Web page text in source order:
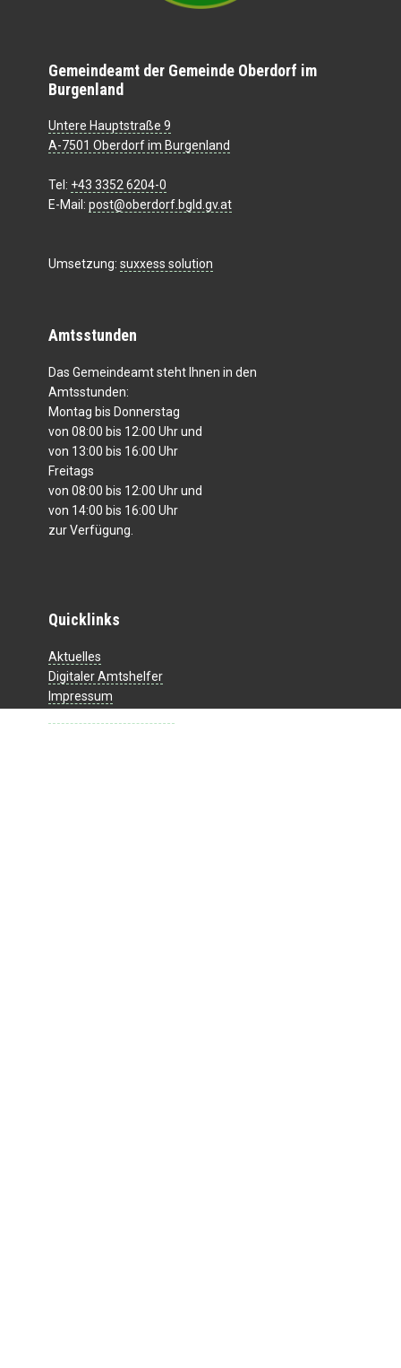
Gemeindeamt der Gemeinde Oberdorf im
Burgenland
Untere Hauptstraße 9
A-7501 Oberdorf im Burgenland
Tel: +43 3352 6204-0
E-Mail: post@oberdorf.bgld.gv.at
Umsetzung: suxxess solution
Amtsstunden
Das Gemeindeamt steht Ihnen in den
Amtsstunden:
Montag bis Donnerstag
von 08:00 bis 12:00 Uhr und
von 13:00 bis 16:00 Uhr
Freitags
von 08:00 bis 12:00 Uhr und
von 14:00 bis 16:00 Uhr
zur Verfügung.
Quicklinks
Aktuelles
Digitaler Amtshelfer
Impressum